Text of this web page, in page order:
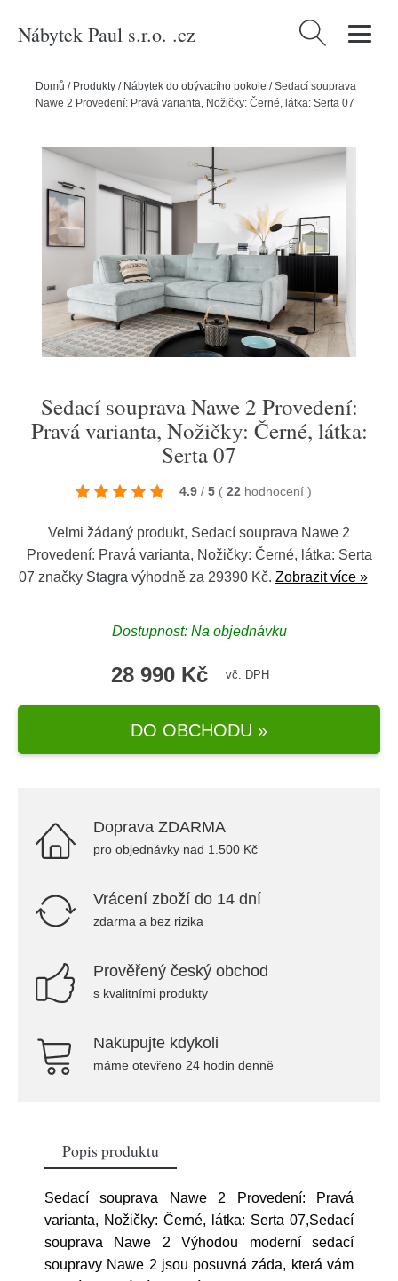
Nábytek Paul s.r.o. .cz Vyhledávání
Domů / Produkty / Nábytek do obývacího pokoje /Sedací souprava
Nawe 2 Provedení: Pravá varianta, Nožičky: Černé, látka: Serta 07
Sedací souprava Nawe 2 Provedení:
Pravá varianta, Nožičky: Černé, látka:
Serta 07
4.9 / 5 ( 22 hodnocení )
Velmi žádaný produkt, Sedací souprava Nawe 2
Provedení: Pravá varianta, Nožičky: Černé, látka: Serta
07 značky Stagra výhodně za 29390 Kč. Zobrazit více »
Dostupnost: Na objednávku
28 990 Kč vč. DPH
DO OBCHODU »
Doprava ZDARMA
pro objednávky nad 1.500 Kč
Vrácení zboží do 14 dní
zdarma a bez rizika
Prověřený český obchod
s kvalitními produkty
Nakupujte kdykoli
máme otevřeno 24 hodin denně
Popis produktu
Sedací souprava Nawe 2 Provedení: Pravá
varianta, Nožičky: Černé, látka: Serta 07,Sedací
souprava Nawe 2 Výhodou moderní sedací
soupravy Nawe 2 jsou posuvná záda, která vám